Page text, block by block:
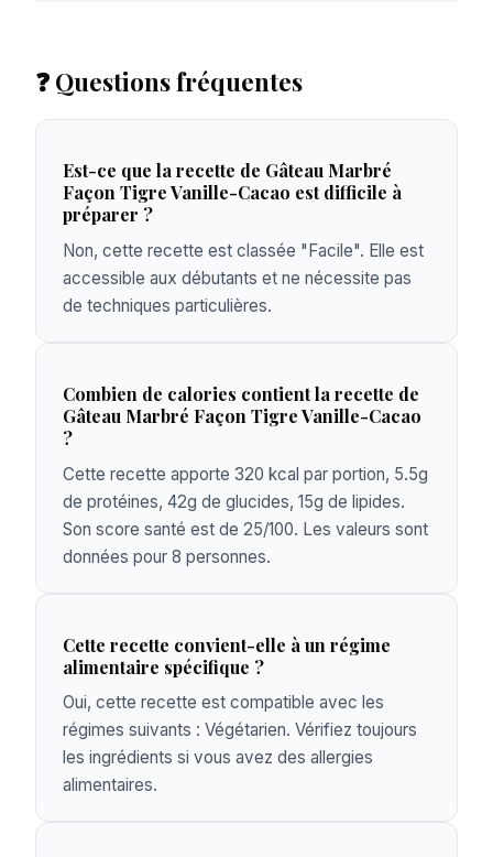
❓ Questions fréquentes
Est-ce que la recette de Gâteau Marbré
Façon Tigre Vanille-Cacao est difficile à
préparer ?
Non, cette recette est classée "Facile". Elle est
accessible aux débutants et ne nécessite pas
de techniques particulières.
Combien de calories contient la recette de
Gâteau Marbré Façon Tigre Vanille-Cacao
?
Cette recette apporte 320 kcal par portion, 5.5g
de protéines, 42g de glucides, 15g de lipides.
Son score santé est de 25/100. Les valeurs sont
données pour 8 personnes.
Cette recette convient-elle à un régime
alimentaire spécifique ?
Oui, cette recette est compatible avec les
régimes suivants : Végétarien. Vérifiez toujours
les ingrédients si vous avez des allergies
alimentaires.